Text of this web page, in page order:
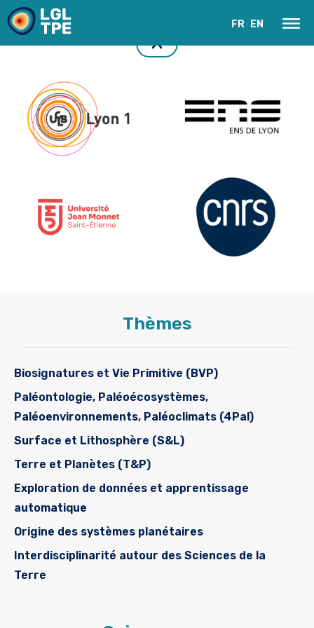
Le Laboratoire
Formation et emplois
FR EN
Thèmes
Biosignatures et Vie Primitive (BVP)
Paléontologie, Paléoécosystèmes,
Paléoenvironnements, Paléoclimats (4Pal)
Surface et Lithosphère (S&L)
Terre et Planètes (T&P)
Exploration de données et apprentissage
automatique
Origine des systèmes planétaires
Interdisciplinarité autour des Sciences de la
Terre